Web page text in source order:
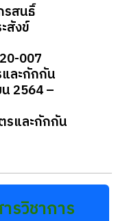
รสนธิ์
สังข์
007
ละกักกัน
2564 –
รและกักกัน
รวิชาการ